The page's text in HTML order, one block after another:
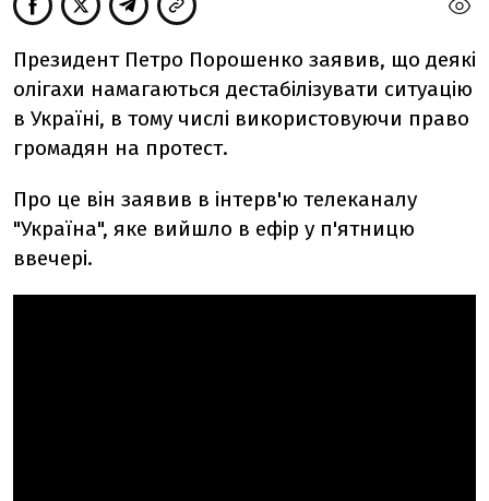
Президент Петро Порошенко заявив, що деякі
олігахи намагаються дестабілізувати ситуацію
в Україні, в тому числі використовуючи право
громадян на протест.
Про це він заявив в інтерв'ю телеканалу
"Україна", яке вийшло в ефір у п'ятницю
ввечері.